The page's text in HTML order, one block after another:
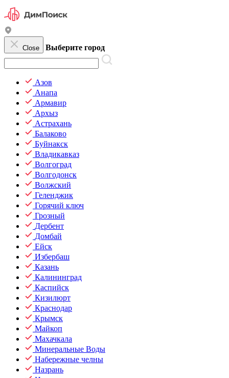
Close Выберите город
Азов
Анапа
Армавир
Архыз
Астрахань
Балаково
Буйнакск
Владикавказ
Волгоград
Волгодонск
Волжский
Геленджик
Горячий ключ
Грозный
Дербент
Домбай
Ейск
Избербаш
Казань
Калининград
Каспийск
Кизилюрт
Краснодар
Крымск
Майкоп
Махачкала
Минеральные Воды
Набережные челны
Назрань